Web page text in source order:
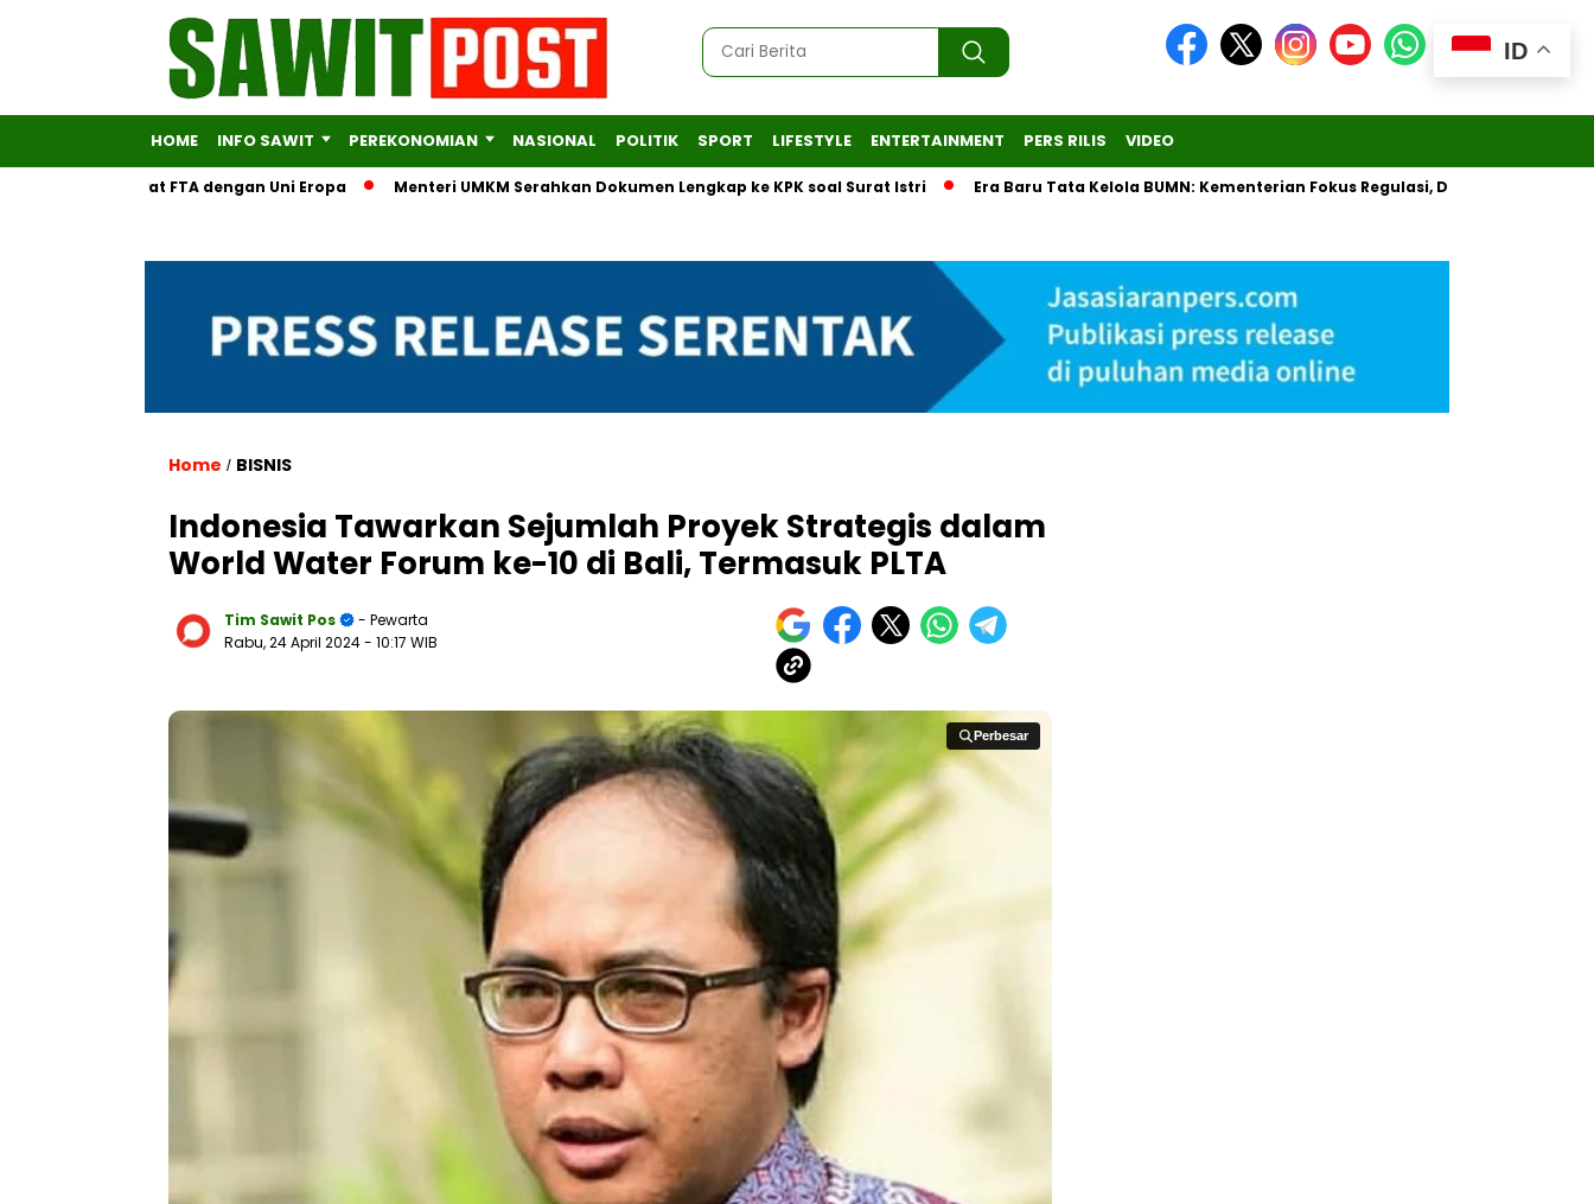
HOME INFO SAWIT PEREKONOMIAN NASIONAL POLITIK SPORT LIFESTYLE ENTERTAINMENT PERS RILIS VIDEO
Lewat FTA dengan Uni Eropa Menteri UMKM Serahkan Dokumen Lengkap ke KPK soal Surat Istri Era Baru Tata Kelola BUMN: Kementerian Fokus Regulasi, Danantara Bisnis
Home / BISNIS
Indonesia Tawarkan Sejumlah Proyek Strategis dalam
World Water Forum ke-10 di Bali, Termasuk PLTA
Tim Sawit Pos
- Pewarta
Rabu, 24 April 2024- 10:17 WIB
Perbesar
Perbesar
ID